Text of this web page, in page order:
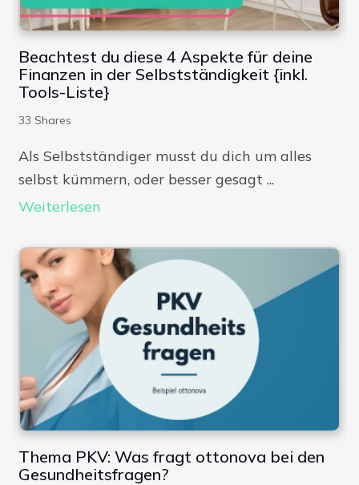
Beachtest du diese 4 Aspekte für deine
Finanzen in der Selbstständigkeit {inkl.
Tools-Liste}
33 Shares
Als Selbstständiger musst du dich um alles
selbst kümmern, oder besser gesagt ...
Weiterlesen
Thema PKV: Was fragt ottonova bei den
Gesundheitsfragen?